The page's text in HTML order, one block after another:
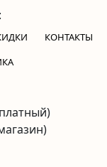
КОНТАКТЫ